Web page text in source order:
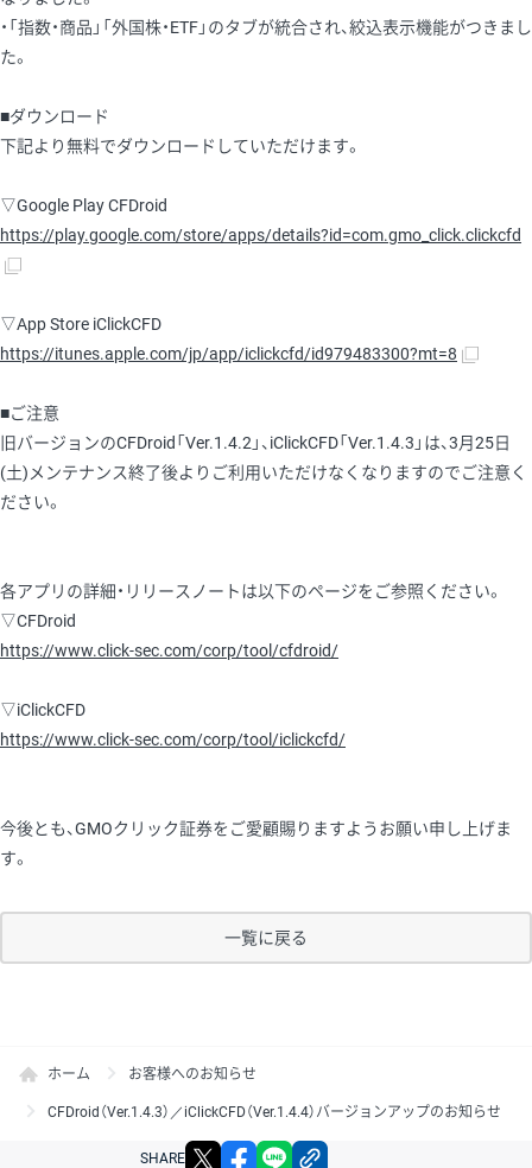
・「指数・商品」「外国株・ETF」のタブが統合され、絞込表示機能がつきまし
た。
■ダウンロード
下記より無料でダウンロードしていただけます。
▽Google Play CFDroid
https://play.google.com/store/apps/details?id=com.gmo_click.clickcfd
▽App Store iClickCFD
https://itunes.apple.com/jp/app/iclickcfd/id979483300?mt=8
■ご注意
旧バージョンのCFDroid「Ver.1.4.2」、iClickCFD「Ver.1.4.3」は、3月25日
(土)メンテナンス終了後よりご利用いただけなくなりますのでご注意く
ださい。
各アプリの詳細・リリースノートは以下のページをご参照ください。
▽CFDroid
https://www.click-sec.com/corp/tool/cfdroid/
▽iClickCFD
https://www.click-sec.com/corp/tool/iclickcfd/
今後とも、GMOクリック証券をご愛顧賜りますようお願い申し上げま
す。
一覧に戻る
ホーム お客様へのお知らせ
CFDroid（Ver.1.4.3）／iClickCFD（Ver.1.4.4）バージョンアップのお知らせ
SHARE X facebook